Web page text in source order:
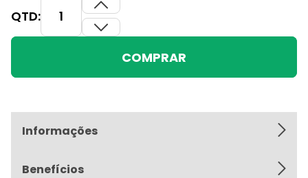
QTD:
COMPRAR
Informações
Benefícios